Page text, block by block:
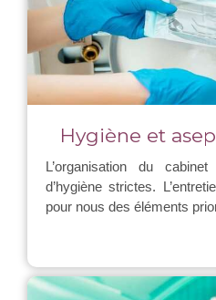
Hygiène et
L’organisation du
d’hygiène strictes.
pour nous des éléments